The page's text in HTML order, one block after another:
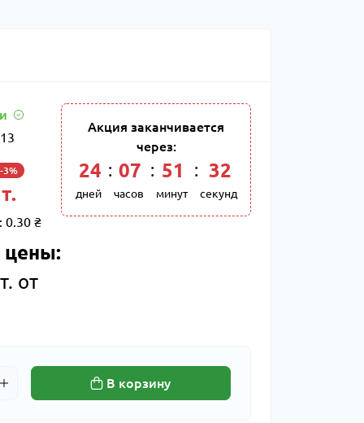
-3%
0.30 ₴
от
Акция заканчивается
через:
24
дней
: 07
часов
: 51
минут
: 31
секунд
В корзину